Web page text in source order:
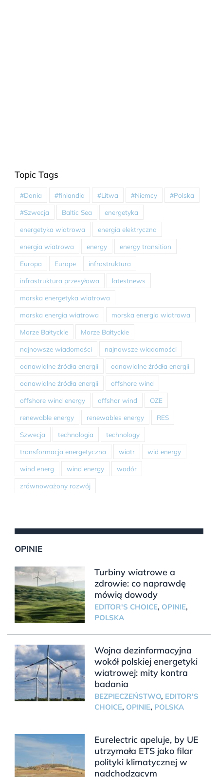
Topic Tags
#Dania #finlandia #Litwa #Niemcy #Polska
#Szwecja Baltic Sea energetyka
energetyka wiatrowa energia elektryczna
energia wiatrowa energy energy transition
Europa Europe infrastruktura
infrastruktura przesyłowa latestnews
morska energetyka wiatrowa
morska energia wiatrowa morska energia wiatrowa
Morze Bałtyckie Morze Bałtyckie
najnowsze wiadomości najnowsze wiadomości
odnawialne źródła energii odnawialne źródła energii
odnawialne źródła energii offshore wind
offshore wind energy offshor wind OZE
renewable energy renewables energy RES
Szwecja technologia technology
transformacja energetyczna wiatr wid energy
wind energ wind energy wodór
zrównoważony rozwój
OPINIE
Turbiny wiatrowe a
zdrowie: co naprawdę
mówią dowody
EDITOR'S CHOICE, OPINIE,
POLSKA
Wojna dezinformacyjna
wokół polskiej energetyki
wiatrowej: mity kontra
badania
BEZPIECZEŃSTWO, EDITOR'S
CHOICE, OPINIE, POLSKA
Eurelectric apeluje, by UE
utrzymała ETS jako filar
polityki klimatycznej w
nadchodzącym